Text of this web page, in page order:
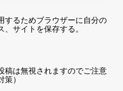
するためブラウザーに自分の
サイトを保存する。
稿は無視されますのでご注意
策）